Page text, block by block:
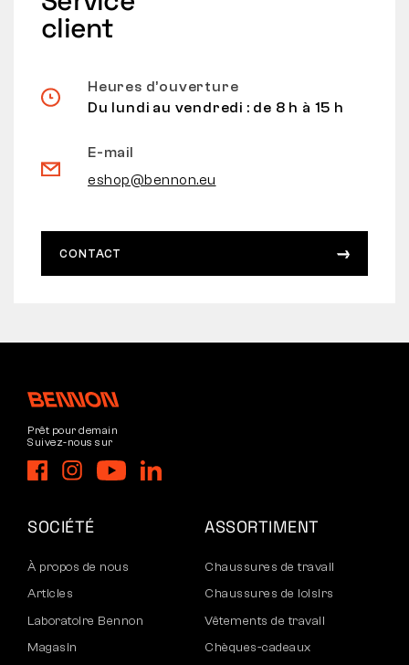
client
Heures d’ouverture
Du lundi au vendredi : de 8 h à 15 h
E-mail
eshop@bennon.eu
CONTACT
Prêt pour demain
Suivez-nous sur
SOCIÉTÉ
À propos de nous
Articles
Laboratoire Bennon
Magasin
ASSORTIMENT
Chaussures de travail
Chaussures de loisirs
Vêtements de travail
Chèques-cadeaux